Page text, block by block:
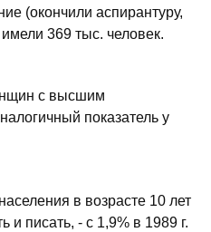
(окончили аспирантуру,
369 тыс. человек.
с высшим
показатель у
в возрасте 10 лет
и писать, - с 1,9% в 1989 г.